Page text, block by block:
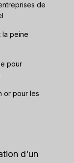
de
la peine
pour
or pour les
d'un